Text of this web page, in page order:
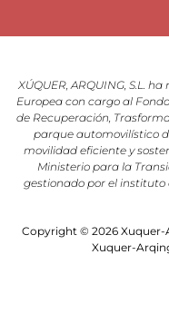
XÚQUER, ARQUING, S.L.
Europea con cargo al
de Recuperación,
parque automovilístico
movilidad eficiente y
Ministerio para la
gestionado por el instituto
Copyright © 2026 Xuquer-
Xuquer-